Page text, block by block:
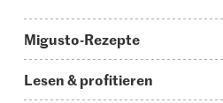
Migusto-Rezepte
Lesen & profitieren